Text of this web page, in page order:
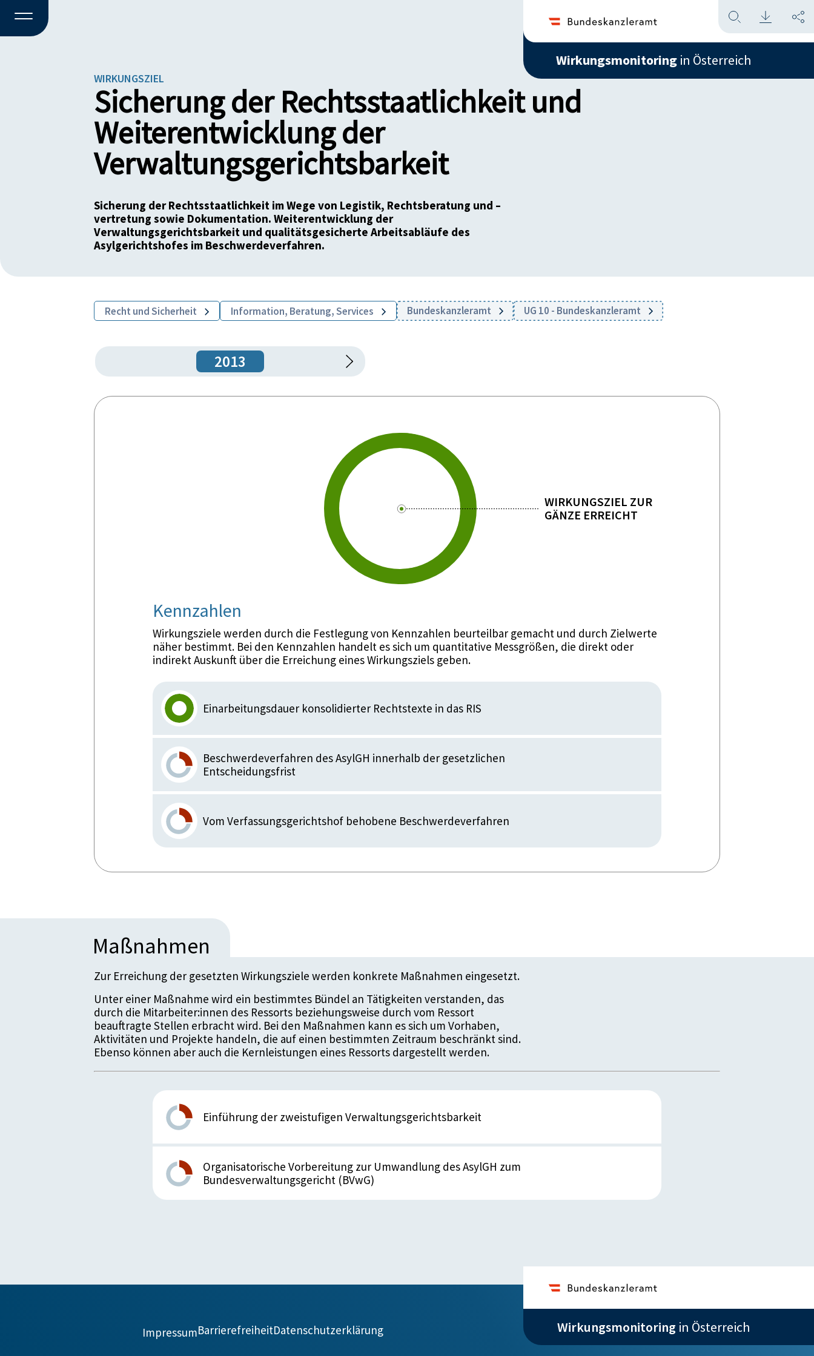
Wirkungsmonitoring in Österreich
WIRKUNGSZIEL
Sicherung der Rechtsstaatlichkeit und
Weiterentwicklung der
Verwaltungsgerichtsbarkeit
Sicherung der Rechtsstaatlichkeit im Wege von Legistik, Rechtsberatung und –
vertretung sowie Dokumentation. Weiterentwicklung der
Verwaltungsgerichtsbarkeit und qualitätsgesicherte Arbeitsabläufe des
Asylgerichtshofes im Beschwerdeverfahren.
Recht und Sicherheit Information, Beratung, Services Bundeskanzleramt UG 10 - Bundeskanzleramt
2013
WIRKUNGSZIEL ZUR
GÄNZE ERREICHT
Kennzahlen
Wirkungsziele werden durch die Festlegung von Kennzahlen beurteilbar gemacht und durch Zielwerte
näher bestimmt. Bei den Kennzahlen handelt es sich um quantitative Messgrößen, die direkt oder
indirekt Auskunft über die Erreichung eines Wirkungsziels geben.
Einarbeitungsdauer konsolidierter Rechtstexte in das RIS
Beschwerdeverfahren des AsylGH innerhalb der gesetzlichen
Entscheidungsfrist
Vom Verfassungsgerichtshof behobene Beschwerdeverfahren
Maßnahmen
Zur Erreichung der gesetzten Wirkungsziele werden konkrete Maßnahmen eingesetzt.
Unter einer Maßnahme wird ein bestimmtes Bündel an Tätigkeiten verstanden, das
durch die Mitarbeiter:innen des Ressorts beziehungsweise durch vom Ressort
beauftragte Stellen erbracht wird. Bei den Maßnahmen kann es sich um Vorhaben,
Aktivitäten und Projekte handeln, die auf einen bestimmten Zeitraum beschränkt sind.
Ebenso können aber auch die Kernleistungen eines Ressorts dargestellt werden.
Einführung der zweistufigen Verwaltungsgerichtsbarkeit
Organisatorische Vorbereitung zur Umwandlung des AsylGH zum
Bundesverwaltungsgericht (BVwG)
Wirkungsmonitoring in Österreich
ImpressumBarrierefreiheitDatenschutzerklärung